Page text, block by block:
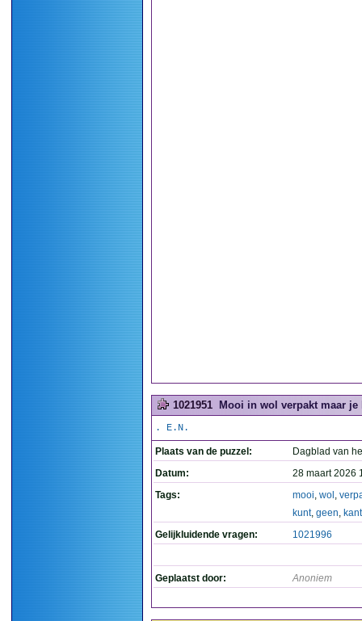
1021951 Mooi in wol verpakt maar je
. E.N.
Plaats van de puzzel:
Dagblad van
Datum:
28 maart 2026
Tags:
mooi, wol ,
kunt, geen, kant
Gelijkluidende vragen:
1021996
Geplaatst door: Anoniem